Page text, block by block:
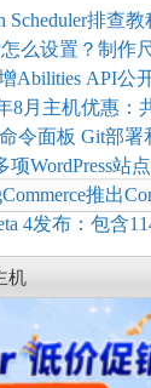
Scheduler排查
怎么设置？制作
增Abilities API公
与AI代理
8月主机优惠：
主机同步折扣
令面板 Git部署
项WordPress站
推出
商店可保留
4发布：包含
环境体验
机